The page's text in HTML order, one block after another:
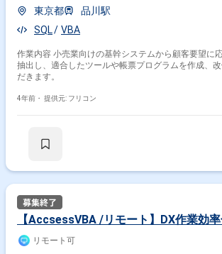
東京都
品川駅
SQL
VBA
作業内容 小売業向けの基幹システムから顧客要望に
抽出し、適合したツールや帳票プログラムを作成、
だきます。
4年前・ 提供元: フリコン
【AccsessVBA /リモート】DX作業効
リモート可